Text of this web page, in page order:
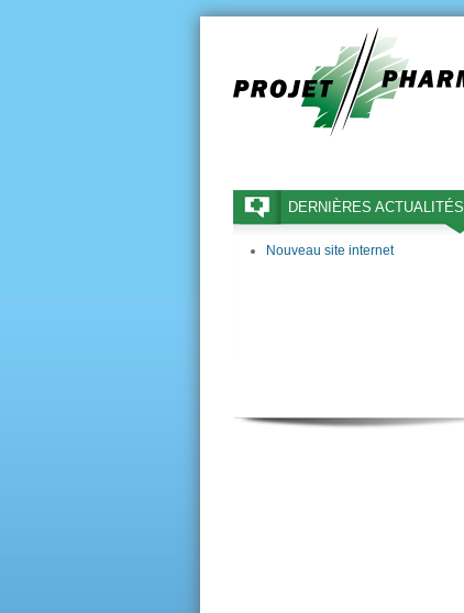
DERNIÈRES ACTUALITÉS
Nouveau site internet